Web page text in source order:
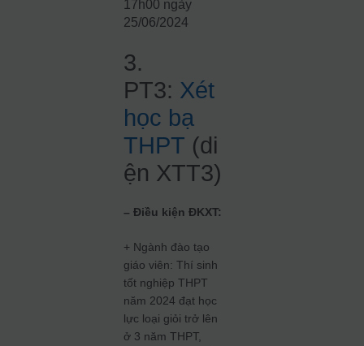
17h00 ngày
25/06/2024
3.
PT3: Xét
học bạ
THPT (di
ện XTT3)
– Điều kiện ĐKXT:
+ Ngành đào tạo
giáo viên: Thí sinh
tốt nghiệp THPT
năm 2024 đạt học
lực loại giỏi trở lên
ở 3 năm THPT,